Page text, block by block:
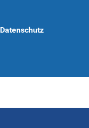
Datenschutz